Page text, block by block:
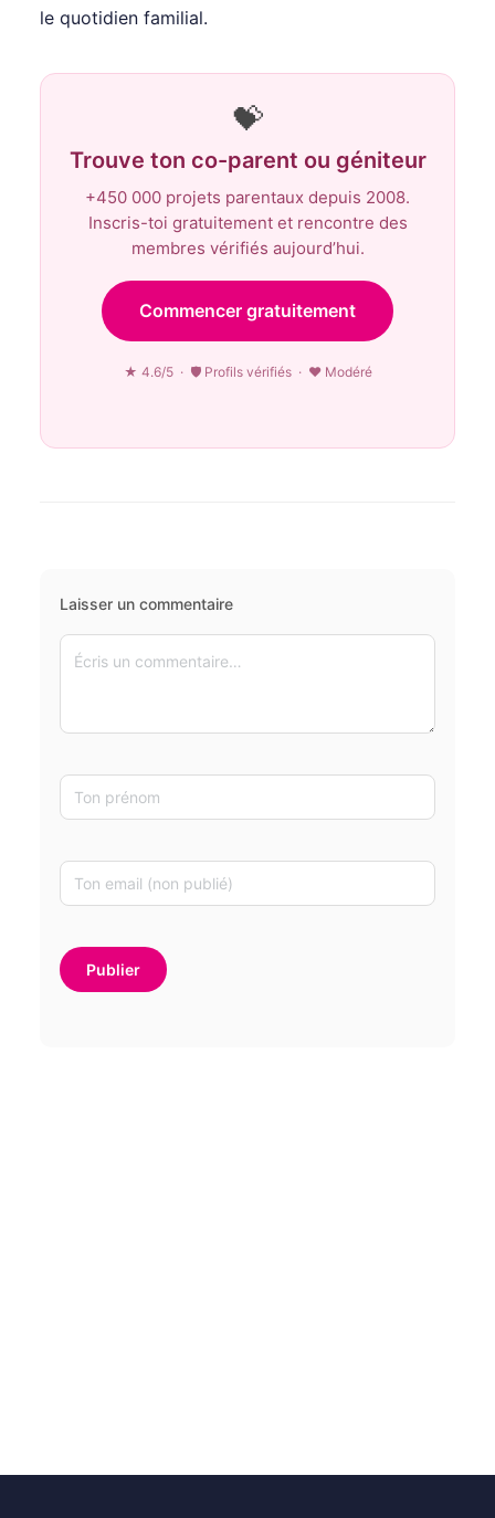
le quotidien familial.
💝
Trouve ton co-parent ou géniteur
+450 000 projets parentaux depuis 2008.
Inscris-toi gratuitement et rencontre des
membres vérifiés aujourd’hui.
Commencer gratuitement
★ 4.6/5 · 🛡 Profils vérifiés · ♥ Modéré
Laisser un commentaire